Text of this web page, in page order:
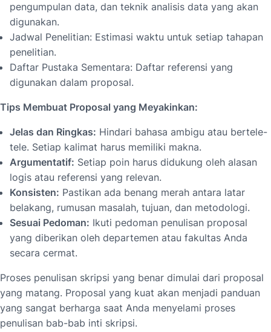
pengumpulan data, dan teknik analisis data yang akan
digunakan.
Jadwal Penelitian: Estimasi waktu untuk setiap tahapan
penelitian.
Daftar Pustaka Sementara: Daftar referensi yang
digunakan dalam proposal.
Tips Membuat Proposal yang Meyakinkan:
Jelas dan Ringkas: Hindari bahasa ambigu atau bertele-
tele. Setiap kalimat harus memiliki makna.
Argumentatif: Setiap poin harus didukung oleh alasan
logis atau referensi yang relevan.
Konsisten: Pastikan ada benang merah antara latar
belakang, rumusan masalah, tujuan, dan metodologi.
Sesuai Pedoman: Ikuti pedoman penulisan proposal
yang diberikan oleh departemen atau fakultas Anda
secara cermat.
Proses penulisan skripsi yang benar dimulai dari proposal
yang matang. Proposal yang kuat akan menjadi panduan
yang sangat berharga saat Anda menyelami proses
penulisan bab-bab inti skripsi.